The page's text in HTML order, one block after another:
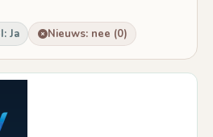
Ja Nieuws: nee (0)